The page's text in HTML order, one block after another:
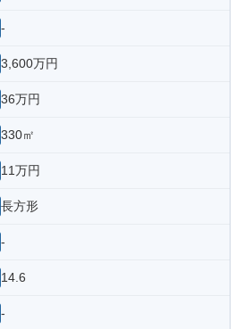
-
3,600万円
36万円
330㎡
11万円
長方形
-
14.6
-